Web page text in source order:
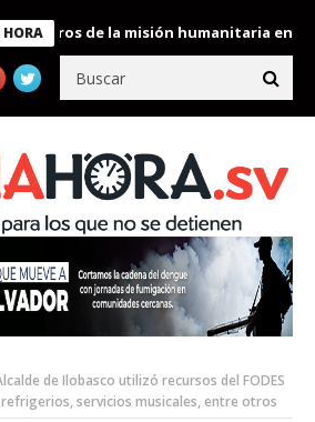
de la misión humanitaria enviada a
de Ilobasco utilizó recursos del FODES
servicios musicales, entre otros